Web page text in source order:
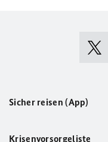
Sicher reisen (App)
Krisenvorsorgeliste